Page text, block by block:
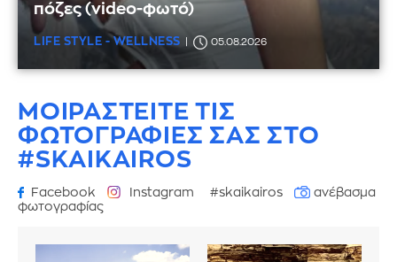
πόζες (video-φωτό)
LIFE STYLE - WELLNESS 05.08.2026
ΜΟΙΡΑΣΤΕΙΤΕ ΤΙΣ
ΦΩΤΟΓΡΑΦΙΕΣ ΣΑΣ ΣΤΟ
#SKAIKAIROS
Facebook Instagram #skaikairos
ανέβασμα
φωτογραφίας